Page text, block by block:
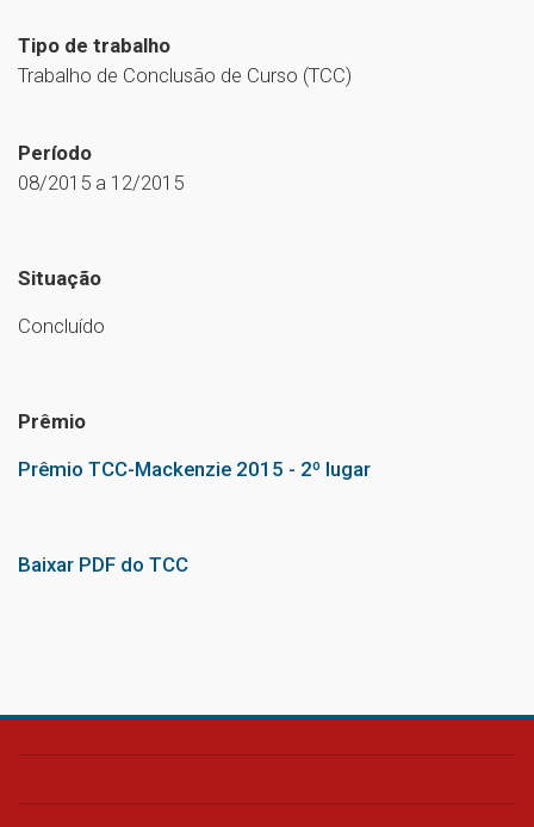
Tipo de trabalho
Trabalho de Conclusão de Curso (TCC)
Período
08/2015 a 12/2015
Situação
Concluído
Prêmio
Prêmio TCC-Mackenzie 2015 - 2º lugar
Baixar PDF do TCC